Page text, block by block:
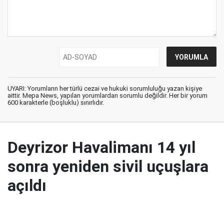
UYARI: Yorumların her türlü cezai ve hukuki sorumluluğu yazan kişiye
aittir. Mepa News, yapılan yorumlardan sorumlu değildir. Her bir yorum
600 karakterle (boşluklu) sınırlıdır.
Deyrizor Havalimanı 14 yıl
sonra yeniden sivil uçuşlara
açıldı